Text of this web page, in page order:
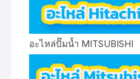
อะไหล่ปั๊มน้ำ MITSUBISHI